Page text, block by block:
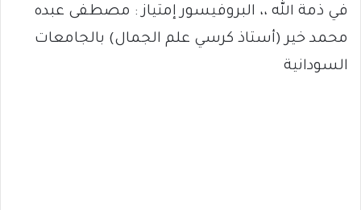
في ذمة الله ،، البروفيسور إمتياز : مصطفى عبده
محمد خير (أستاذ كرسي علم الجمال) بالجامعات
السودانية